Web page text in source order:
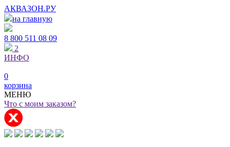
АКВАЗОН.РУ
на главную
8 800 511 08 09
2
ИНФО
0
корзина
МЕНЮ
Что с моим заказом?